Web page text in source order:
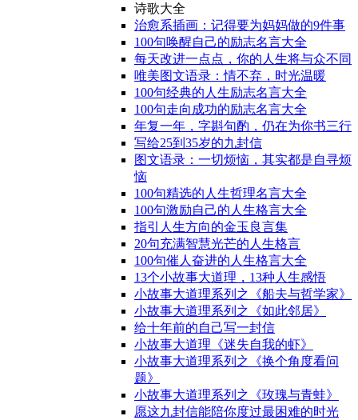
诗歌大全
治愈系插画：记得要为妈妈做的9件事
100句唤醒自己的励志名言大全
每天改进一点点，你的人生将与众不同
唯美图文语录：情不弃，时光温暖
100句经典的人生励志名言大全
100句走向成功的励志名言大全
年复一年，字斟句酌，仍在为你书三行
写给25到35岁的九封信
图文语录：一切烦恼，其实都是自寻烦
恼
100句精选的人生哲理名言大全
100句激励自己的人生格言大全
指引人生方向的金玉良言集
20句充满智慧光芒的人生格言
100句催人奋进的人生格言大全
13个小故事大道理，13种人生感悟
小故事大道理系列之《船夫与哲学家》
小故事大道理系列之《如此邻居》
给十年前的自己写一封信
小故事大道理《迷失自我的虾》
小故事大道理系列之《换个角度看问
题》
小故事大道理系列之《玫瑰与青蛙》
愿这九封信能陪你度过最困难的时光